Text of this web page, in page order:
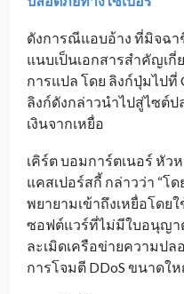
ดังการณีแอบอ้าง ที่มิจฉา
แนบเป็นเอกสารสำคัญเกี่
การแปล โดย ลิงก์ปุ่มไปที่
ลิงก์ดังกล่าวนำไปสู่ไซต์
เงินจากเหยื่อ
เคิร์ต บอมการ์ตเนอร์ หั
แคสเปอร์สกี้ กล่าวว่า “โ
พยายามเข้าถึงเหยื่อโดย
ซอฟต์แวร์ที่ไม่มีใบอนุญา
ละเมิดเครือข่ายความป
การโจมตี DDoS ขนาดใ